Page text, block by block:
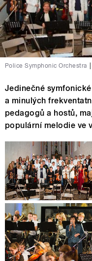
Police Symphonic Orchestra
Jedinečné
a minulých
pedagogů a hostů,
populární melodie ve